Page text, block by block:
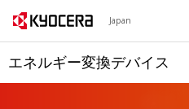
Japan
エネルギー変換デバイス